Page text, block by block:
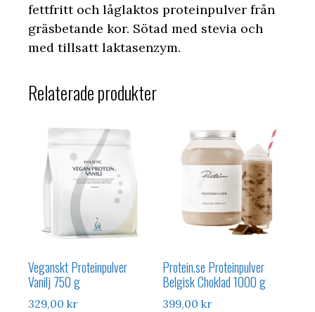
fettfritt och låglaktos proteinpulver från
gräsbetande kor. Sötad med stevia och
med tillsatt laktasenzym.
Relaterade produkter
Veganskt Proteinpulver
Vanilj 750 g
329,00 kr
Protein.se Proteinpulver
Belgisk Choklad 1000 g
399,00kr